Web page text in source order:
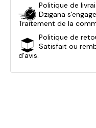
Politique de
Dzigana
Traitement de la
Politique de
Satisfait ou
d'avis.